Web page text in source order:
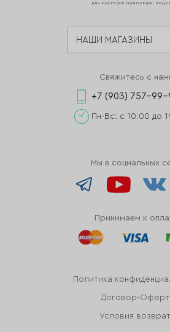
для мастеров маникюра,
Свяжитесь с
+7 (903) 757-99-
Пн-Вс: с 10:00 до
Мы в социальных
Принимаем к
Политика
Договор-
Условия